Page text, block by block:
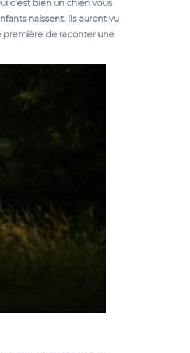
c’est bien un chien vous
naissent. Ils auront vu
première de raconter une